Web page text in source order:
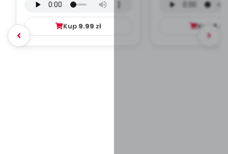
mp3)
Kup 9.99 zł Kup 9.99